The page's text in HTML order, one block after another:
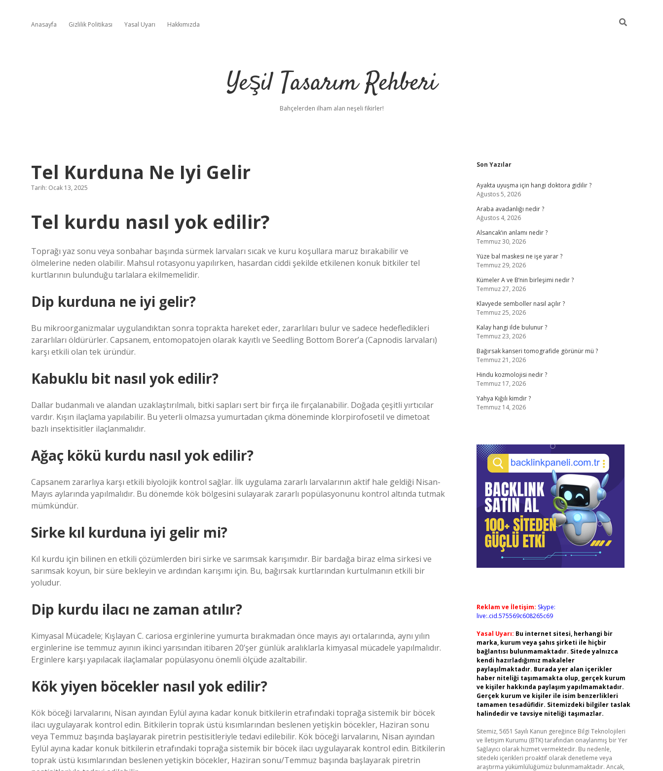
Anasayfa Gizlilik Politikası Yasal Uyarı Hakkımızda
Yeşil Tasarım Rehberi
Bahçelerden ilham alan neşeli fikirler!
Tel Kurduna Ne Iyi Gelir
Tarih: Ocak 13, 2025
Tel kurdu nasıl yok edilir?
Toprağı yaz sonu veya sonbahar başında sürmek larvaları sıcak ve kuru koşullara maruz bırakabilir ve
ölmelerine neden olabilir. Mahsul rotasyonu yapılırken, hasardan ciddi şekilde etkilenen konuk bitkiler tel
kurtlarının bulunduğu tarlalara ekilmemelidir.
Dip kurduna ne iyi gelir?
Bu mikroorganizmalar uygulandıktan sonra toprakta hareket eder, zararlıları bulur ve sadece hedefledikleri
zararlıları öldürürler. Capsanem, entomopatojen olarak kayıtlı ve Seedling Bottom Borer’a (Capnodis larvaları)
karşı etkili olan tek üründür.
Kabuklu bit nasıl yok edilir?
Dallar budanmalı ve alandan uzaklaştırılmalı, bitki sapları sert bir fırça ile fırçalanabilir. Doğada çeşitli yırtıcılar
vardır. Kışın ilaçlama yapılabilir. Bu yeterli olmazsa yumurtadan çıkma döneminde klorpirofosetil ve dimetoat
bazlı insektisitler ilaçlanmalıdır.
Ağaç kökü kurdu nasıl yok edilir?
Capsanem zararlıya karşı etkili biyolojik kontrol sağlar. İlk uygulama zararlı larvalarının aktif hale geldiği Nisan-
Mayıs aylarında yapılmalıdır. Bu dönemde kök bölgesini sulayarak zararlı popülasyonunu kontrol altında tutmak
mümkündür.
Sirke kıl kurduna iyi gelir mi?
Kıl kurdu için bilinen en etkili çözümlerden biri sirke ve sarımsak karışımıdır. Bir bardağa biraz elma sirkesi ve
sarımsak koyun, bir süre bekleyin ve ardından karışımı için. Bu, bağırsak kurtlarından kurtulmanın etkili bir
yoludur.
Dip kurdu ilacı ne zaman atılır?
Kimyasal Mücadele; Kışlayan C. cariosa erginlerine yumurta bırakmadan önce mayıs ayı ortalarında, aynı yılın
erginlerine ise temmuz ayının ikinci yarısından itibaren 20’şer günlük aralıklarla kimyasal mücadele yapılmalıdır.
Erginlere karşı yapılacak ilaçlamalar popülasyonu önemli ölçüde azaltabilir.
Kök yiyen böcekler nasıl yok edilir?
Kök böceği larvalarını, Nisan ayından Eylül ayına kadar konuk bitkilerin etrafındaki toprağa sistemik bir böcek
ilacı uygulayarak kontrol edin. Bitkilerin toprak üstü kısımlarından beslenen yetişkin böcekler, Haziran sonu
veya Temmuz başında başlayarak piretrin pestisitleriyle tedavi edilebilir. Kök böceği larvalarını, Nisan ayından
Eylül ayına kadar konuk bitkilerin etrafındaki toprağa sistemik bir böcek ilacı uygulayarak kontrol edin. Bitkilerin
toprak üstü kısımlarından beslenen yetişkin böcekler, Haziran sonu/Temmuz başında başlayarak piretrin
Sidebar
Son Yazılar
Ayakta uyuşma için hangi doktora gidilir ?
Ağustos 5, 2026
Araba avadanlığı nedir ?
Ağustos 4, 2026
Alsancak’ın anlamı nedir ?
Temmuz 30, 2026
Yüze bal maskesi ne işe yarar ?
Temmuz 29, 2026
Kümeler A ve B’nin birleşimi nedir ?
Temmuz 27, 2026
Klavyede semboller nasıl açılır ?
Temmuz 25, 2026
Kalay hangi ilde bulunur ?
Temmuz 23, 2026
Bağırsak kanseri tomografide görünür mü ?
Temmuz 21, 2026
Hindu kozmolojisi nedir ?
Temmuz 17, 2026
Yahya Kığılı kimdir ?
Temmuz 14, 2026
Reklam ve İletişim: Skype:
live:.cid.575569c608265c69
Yasal Uyarı: Bu internet sitesi, herhangi bir
marka, kurum veya şahıs şirketi ile hiçbir
bağlantısı bulunmamaktadır. Sitede yalnızca
kendi hazırladığımız makaleler
paylaşılmaktadır. Burada yer alan içerikler
haber niteliği taşımamakta olup, gerçek kurum
ve kişiler hakkında paylaşım yapılmamaktadır.
Gerçek kurum ve kişiler ile isim benzerlikleri
tamamen tesadüfidir. Sitemizdeki bilgiler taslak
halindedir ve tavsiye niteliği taşımazlar.
Sitemiz, 5651 Sayılı Kanun gereğince Bilgi Teknolojileri
ve İletişim Kurumu (BTK) tarafından onaylanmış bir Yer
Sağlayıcı olarak hizmet vermektedir. Bu nedenle,
sitedeki içerikleri proaktif olarak denetleme veya
araştırma yükümlülüğümüz bulunmamaktadır. Ancak,